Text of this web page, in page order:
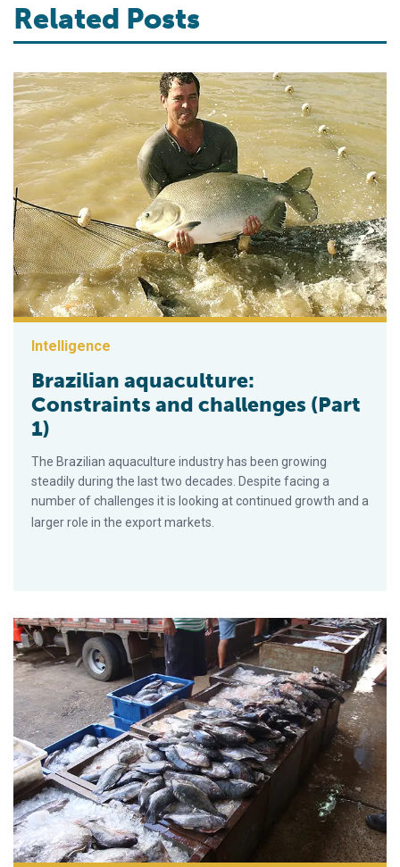
Related Posts
Intelligence
Brazilian aquaculture:
Constraints and challenges (Part
1)
The Brazilian aquaculture industry has been growing
steadily during the last two decades. Despite facing a
number of challenges it is looking at continued growth and a
larger role in the export markets.